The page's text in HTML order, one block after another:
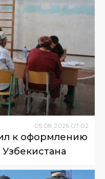
05.08.2026 07:02
к оформлению